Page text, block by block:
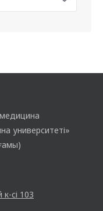
университеті»
сі 103